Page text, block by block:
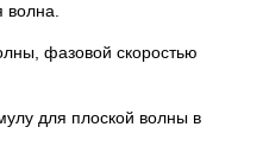
волна.
фазовой скоростью
для плоской волны в